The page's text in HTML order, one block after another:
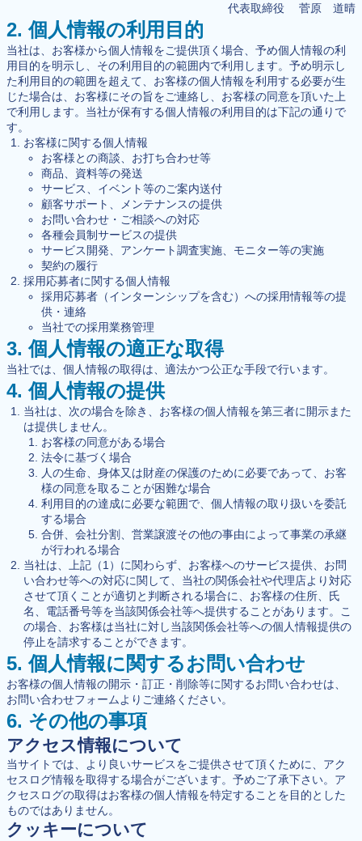
代表取締役 菅原 道晴
2. 個人情報の利用目的
当社は、お客様から個人情報をご提供頂く場合、予め個人情報の利
用目的を明示し、その利用目的の範囲内で利用します。予め明示し
た利用目的の範囲を超えて、お客様の個人情報を利用する必要が生
じた場合は、お客様にその旨をご連絡し、お客様の同意を頂いた上
で利用します。当社が保有する個人情報の利用目的は下記の通りで
す。
お客様に関する個人情報
お客様との商談、お打ち合わせ等
商品、資料等の発送
サービス、イベント等のご案内送付
顧客サポート、メンテナンスの提供
お問い合わせ・ご相談への対応
各種会員制サービスの提供
サービス開発、アンケート調査実施、モニター等の実施
契約の履行
採用応募者に関する個人情報
採用応募者（インターンシップを含む）への採用情報等の提
供・連絡
当社での採用業務管理
3. 個人情報の適正な取得
当社では、個人情報の取得は、適法かつ公正な手段で行います。
4. 個人情報の提供
当社は、次の場合を除き、お客様の個人情報を第三者に開示また
は提供しません。
お客様の同意がある場合
法令に基づく場合
人の生命、身体又は財産の保護のために必要であって、お客
様の同意を取ることが困難な場合
利用目的の達成に必要な範囲で、個人情報の取り扱いを委託
する場合
合併、会社分割、営業譲渡その他の事由によって事業の承継
が行われる場合
当社は、上記（1）に関わらず、お客様へのサービス提供、お問
い合わせ等への対応に関して、当社の関係会社や代理店より対応
させて頂くことが適切と判断される場合に、お客様の住所、氏
名、電話番号等を当該関係会社等へ提供することがあります。こ
の場合、お客様は当社に対し当該関係会社等への個人情報提供の
停止を請求することができます。
5. 個人情報に関するお問い合わせ
お客様の個人情報の開示・訂正・削除等に関するお問い合わせは、
お問い合わせフォームよりご連絡ください。
6. その他の事項
アクセス情報について
当サイトでは、より良いサービスをご提供させて頂くために、アク
セスログ情報を取得する場合がございます。予めご了承下さい。ア
クセスログの取得はお客様の個人情報を特定することを目的とした
ものではありません。
クッキーについて